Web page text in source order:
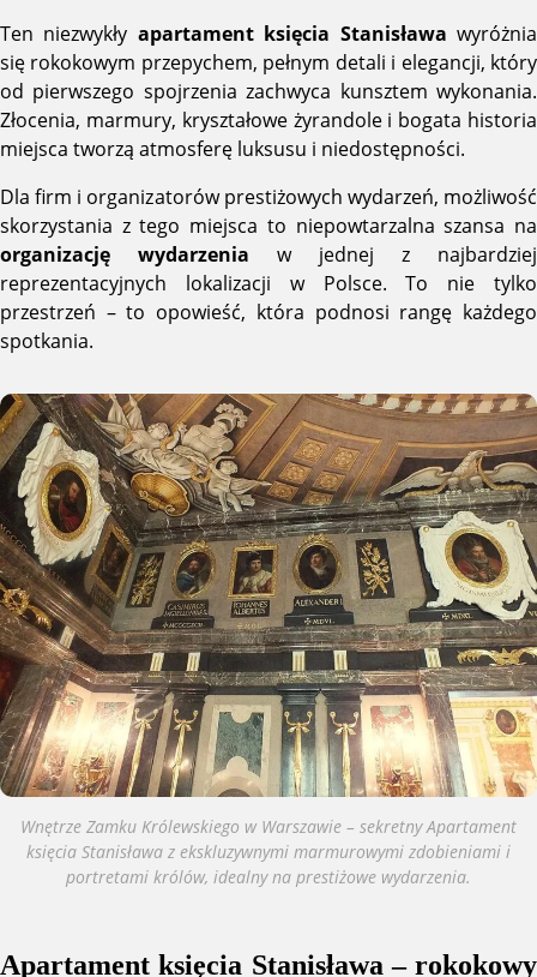
Ten niezwykły apartament księcia Stanisława wyróżnia
się rokokowym przepychem, pełnym detali i elegancji, który
od pierwszego spojrzenia zachwyca kunsztem wykonania.
Złocenia, marmury, kryształowe żyrandole i bogata historia
miejsca tworzą atmosferę luksusu i niedostępności.
Dla firm i organizatorów prestiżowych wydarzeń, możliwość
skorzystania z tego miejsca to niepowtarzalna szansa na
organizację wydarzenia w jednej z najbardziej
reprezentacyjnych lokalizacji w Polsce. To nie tylko
przestrzeń – to opowieść, która podnosi rangę każdego
spotkania.
Wnętrze Zamku Królewskiego w Warszawie – sekretny Apartament
księcia Stanisława z ekskluzywnymi marmurowymi zdobieniami i
portretami królów, idealny na prestiżowe wydarzenia.
Apartament księcia Stanisława – rokokowy